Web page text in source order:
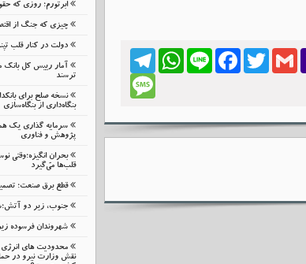
TelegramWhatsApp LineFacebook Twitter Gmail
Message
ابرتورم؛ روزی که
چیزی که جنگ از
دولت در کنار قلب
آمار رییس کل بانک
ترسند
نسخه صلح برای
بنگاه‌داری از بنگاه‌سازی
سرمایه گذاری یک
پژوهش و فناوری
بحرانِ انگیزه؛وقتی
قلب‌ها می‌گیرد
قطع برق صنعت؛
جنوب، زیر دو
شهروندان فرسوده زیر
محدودیت های انرژی
نقش وزارت نیرو در